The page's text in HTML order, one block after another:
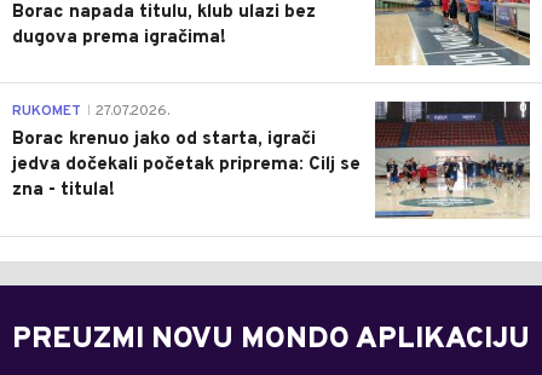
Borac napada titulu, klub ulazi bez
dugova prema igračima!
0
RUKOMET 27.07.2026.
Borac krenuo jako od starta, igrači
jedva dočekali početak priprema: Cilj se
zna - titula!
PREUZMI NOVU MONDO APLIKACIJU